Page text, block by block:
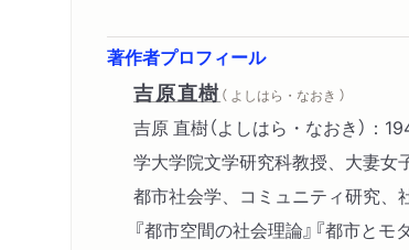
著作者プロフィール
吉原直樹（ よしはら・なおき ）
吉原 直樹（よしはら・なおき）
学大学院文学研究科教授、大妻女
都市社会学、コミュニティ研究、
『都市空間の社会理論』『都市とモ